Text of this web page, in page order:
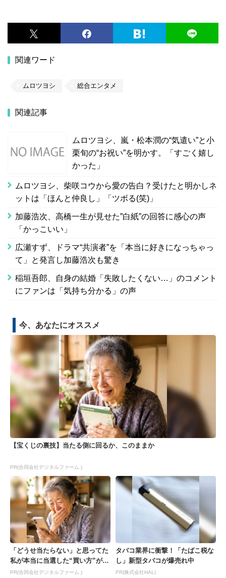
関連ワード
ムロツヨシ 総合エンタメ
関連記事
ムロツヨシ、嵐・松本潤の“気遣い”と小
栗旬の“お祝い”を明かす。「すごく嬉し
かった」
ムロツヨシ、柴咲コウから愛の告白？受けたと明かしネ
ットは「ほんと仲良し」「ツボる(笑)」
加藤浩次、高橋一生が見せた”白紙”の回答に感心の声
「かっこいい」
広瀬すず、ドラマ“共演者”を「本当に好きになっちゃっ
て」と発言し加藤浩次も驚き
稲垣吾郎、自身の結婚「失敗したくない…」のコメント
にファンは「気持ち分かる」の声
今、あなたにオススメ
【宝くじの裏技】当たる側に回るか、このままか
PR(合同会社デジタルファーム )
「どうせ当たらない」と思ってた
私が本当に当選した“買い方”がこ
れ
PR(合同会社デジタルファーム )
タバコ業界に衝撃！「たばこ税な
し」新型タバコが爆売れ中
PR(株式会社HAL)